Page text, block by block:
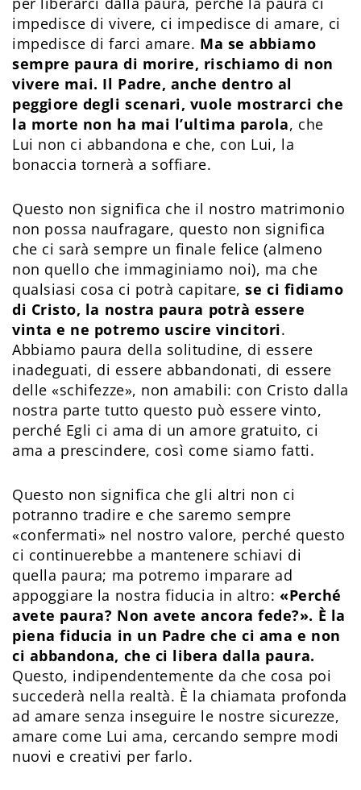
impedisce di vivere, ci impedisce di amare, ci
impedisce di farci amare. Ma se abbiamo
sempre paura di morire, rischiamo di non
vivere mai. Il Padre, anche dentro al
peggiore degli scenari, vuole mostrarci che
la morte non ha mai l’ultima parola, che
Lui non ci abbandona e che, con Lui, la
bonaccia tornerà a soffiare.
Questo non significa che il nostro matrimonio
non possa naufragare, questo non significa
che ci sarà sempre un finale felice (almeno
non quello che immaginiamo noi), ma che
qualsiasi cosa ci potrà capitare,se ci fidiamo
di Cristo, la nostra paura potrà essere
vinta e ne potremo uscire vincitori.
Abbiamo paura della solitudine, di essere
inadeguati, di essere abbandonati, di essere
delle «schifezze», non amabili: con Cristo dalla
nostra parte tutto questo può essere vinto,
perché Egli ci ama di un amore gratuito, ci
ama a prescindere, così come siamo fatti.
Questo non significa che gli altri non ci
potranno tradire e che saremo sempre
«confermati» nel nostro valore, perché questo
ci continuerebbe a mantenere schiavi di
quella paura; ma potremo imparare ad
appoggiare la nostra fiducia in altro: «Perché
avete paura? Non avete ancora fede?». È la
piena fiducia in un Padre che ci ama e non
ci abbandona, che ci libera dalla paura.
Questo, indipendentemente da che cosa poi
succederà nella realtà. È la chiamata profonda
ad amare senza inseguire le nostre sicurezze,
amare come Lui ama, cercando sempre modi
nuovi e creativi per farlo.